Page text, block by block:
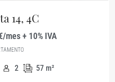
14, 4C
mes + 10% IVA
2 57 m²